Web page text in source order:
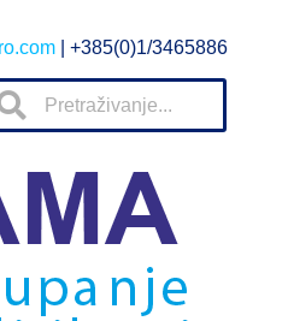
| +385(0)1/3465886